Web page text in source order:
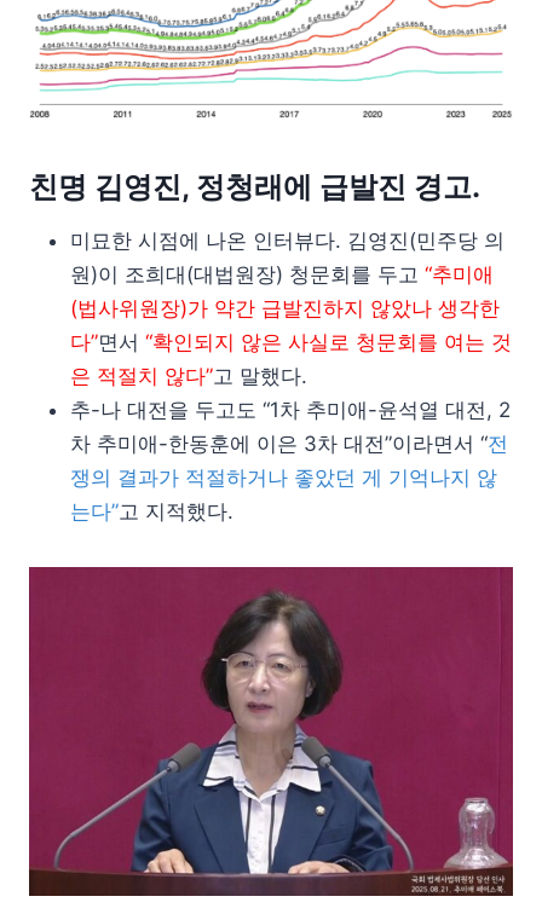
친명 김영진, 정청래에 급발진 경고.
미묘한 시점에 나온 인터뷰다. 김영진(민주당 의
원)이 조희대(대법원장) 청문회를 두고 “추미애
(법사위원장)가 약간 급발진하지 않았나 생각한
다”면서 “확인되지 않은 사실로 청문회를 여는 것
은 적절치 않다”고 말했다.
추-나 대전을 두고도 “1차 추미애-윤석열 대전, 2
차 추미애-한동훈에 이은 3차 대전”이라면서 “전
쟁의 결과가 적절하거나 좋았던 게 기억나지 않
는다”고 지적했다.